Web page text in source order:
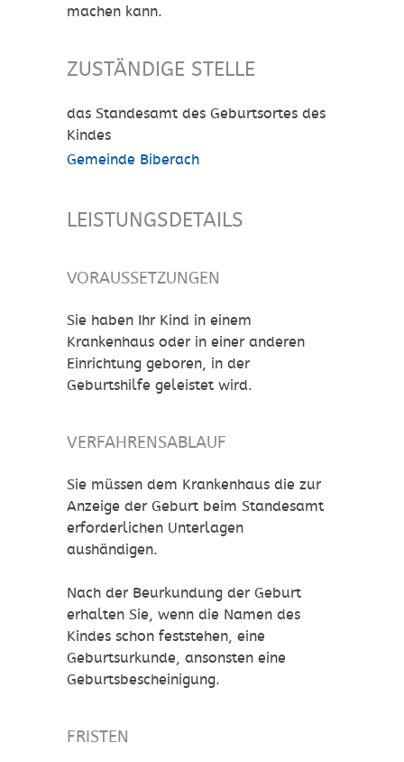
machen kann.
ZUSTÄNDIGE STELLE
das Standesamt des Geburtsortes des
Kindes
Gemeinde Biberach
LEISTUNGSDETAILS
VORAUSSETZUNGEN
Sie haben Ihr Kind in einem
Krankenhaus oder in einer anderen
Einrichtung geboren, in der
Geburtshilfe geleistet wird.
VERFAHRENSABLAUF
Sie müssen dem Krankenhaus die zur
Anzeige der Geburt beim Standesamt
erforderlichen Unterlagen
aushändigen.
Nach der Beurkundung der Geburt
erhalten Sie, wenn die Namen des
Kindes schon feststehen, eine
Geburtsurkunde, ansonsten eine
Geburtsbescheinigung.
FRISTEN